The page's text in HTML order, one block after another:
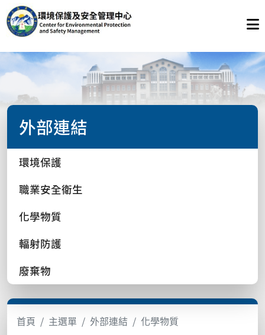
外部連結
環境保護
職業安全衛生
化學物質
輻射防護
廢棄物
首頁 主選單 外部連結 化學物質